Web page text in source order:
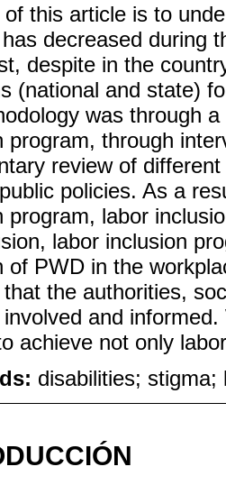
this article is to
decreased during
despite in the
(national and state)
was through
program, through
review of
policies. As a
program, labor
labor inclusion
of PWD in the
the authorities,
and
achieve not only
disabilities; stigma;